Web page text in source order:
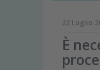
22 Luglio
È